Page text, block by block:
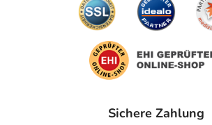
Sichere Zahlung